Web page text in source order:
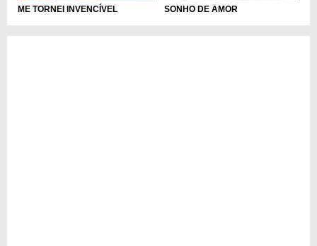
ME TORNEI INVENCÍVEL SONHO DE AMOR